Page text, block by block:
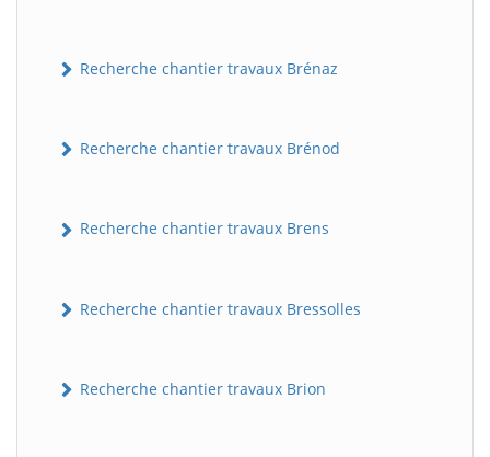
Recherche chantier travaux Brénaz
Recherche chantier travaux Brénod
Recherche chantier travaux Brens
Recherche chantier travaux Bressolles
Recherche chantier travaux Brion